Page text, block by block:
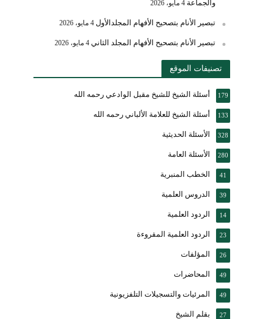
والجماعة 4 مايو، 2026
تبصير الأنام بتصحيح الأفهام المجلدالأول 4 مايو، 2026
تبصير الأنام بتصحيح الأفهام المجلد الثاني 4 مايو، 2026
تصنيفات الموقع
أسئلة الشيخ للشيخ مقبل الوادعي رحمه الله 179
أسئلة الشيخ للعلامة الألباني رحمه الله 133
الأسئلة الحديثية 328
الأسئلة العامة 280
الخطب المنبرية 41
الدروس العلمية 39
الردود العلمية 14
الردود العلمية المقروءة 23
المؤلفات 26
المحاضرات 49
المرئيات والتسجيلات التلفزيونية 49
بقلم الشيخ 27